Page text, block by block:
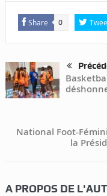
Share 0
National Foot-
la
A PROPOS DE